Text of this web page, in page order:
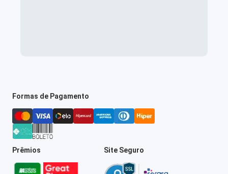
Formas de Pagamento
Prêmios Site Seguro